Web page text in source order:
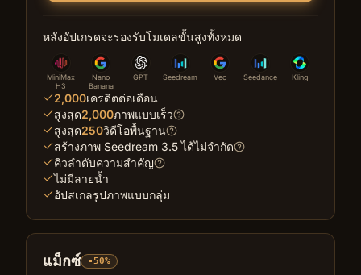
หลังอัปเกรดจะรองรับโมเดลขั้นสูงทั้งหมด
MiniMax
H3
Nano
Banana
GPT Seedream Veo Seedance Kling
2,000เครดิตต่อเดือน
สูงสุด2,000ภาพแบบเร็ว
สูงสุด250วิดีโอพื้นฐาน
สร้างภาพ Seedream 3.5 ได้ไม่จำกัด
คิวลำดับความสำคัญ
ไม่มีลายน้ำ
อัปสเกลรูปภาพแบบกลุ่ม
แม็กซ์ -50%